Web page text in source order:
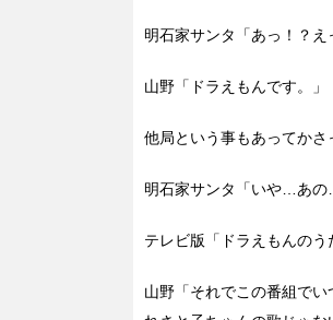
明石家サンタ「あっ！？え
山野「ドラえもんです。」
他局という事もあってか
明石家サンタ「いや…あの
テレビ版「ドラえもんの
山野「それでこの番組で